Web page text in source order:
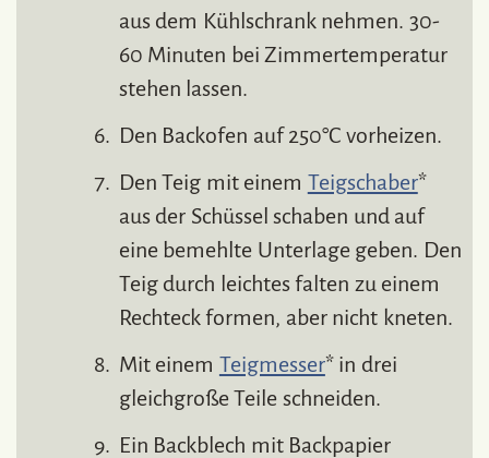
aus dem Kühlschrank nehmen. 30-
60 Minuten bei Zimmertemperatur
stehen lassen.
Den Backofen auf 250°C vorheizen.
Den Teig mit einem Teigschaber*
aus der Schüssel schaben und auf
eine bemehlte Unterlage geben. Den
Teig durch leichtes falten zu einem
Rechteck formen, aber nicht kneten.
Mit einem Teigmesser* in drei
gleichgroße Teile schneiden.
Ein Backblech mit Backpapier